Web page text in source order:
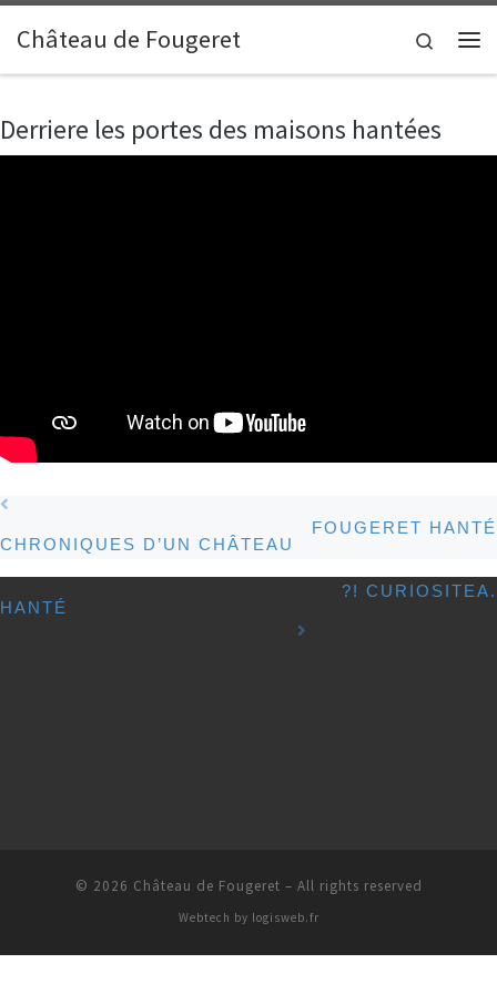
Skip to content
Château de Fougeret
Search
Derriere les portes des maisons hantées
Post navigation
CHRONIQUES D’UN CHÂTEAU
HANTÉ
FOUGERET HANTÉ
?! CURIOSITEA.
© 2026 Château de Fougeret – All rights reserved
Webtech by logisweb.fr